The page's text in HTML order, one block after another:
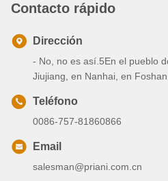
Contacto rápido
Dirección
- No, no es así.5En el pueblo
Jiujiang, en Nanhai, en Foshan.
Teléfono
0086-757-81860866
Email
salesman@priani.com.cn